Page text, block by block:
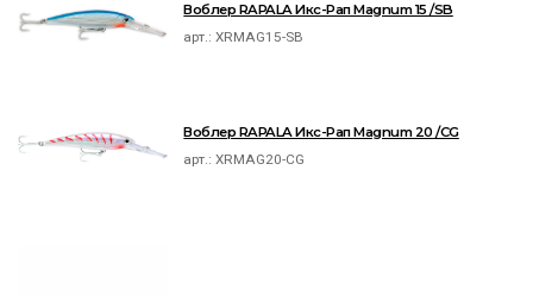
Воблер RAPALA Икс-Рап Magnum 15 /SB
арт.:XRMAG15-SB
Воблер RAPALA Икс-Рап Magnum 20 /CG
арт.:XRMAG20-CG